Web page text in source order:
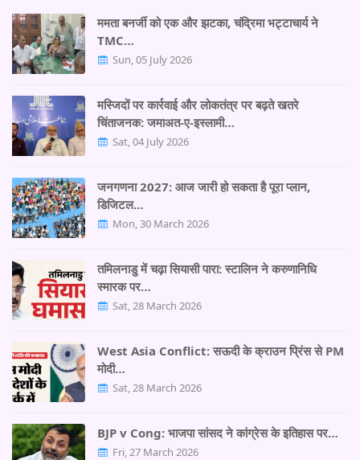
ममता बनर्जी को एक और झटका, चंद्रिमा भट्टाचार्य ने
TMC…
Sun, 05 July 2026
मस्जिदों पर कार्रवाई और लोकतंत्र पर बढ़ते खतरे
चिंताजनक: जमाअत-ए-इस्लामी…
Sat, 04 July 2026
जनगणना 2027: आज जारी हो सकता है पूरा प्लान,
डिजिटल…
Mon, 30 March 2026
तमिलनाडु में चढ़ा सियासी पारा: स्टालिन ने करुणानिधि
स्मारक पर…
Sat, 28 March 2026
West Asia Conflict: सऊदी के क्राउन प्रिंस से PM
मोदी…
Sat, 28 March 2026
BJP v Cong: भाजपा सांसद ने कांग्रेस के इतिहास पर…
Fri, 27 March 2026